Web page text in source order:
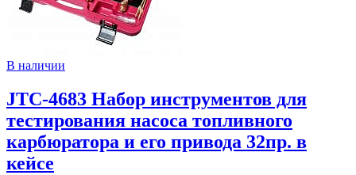
В наличии
JTC-4683 Набор инструментов для
тестирования насоса топливного
карбюратора и его привода 32пр. в
кейсе